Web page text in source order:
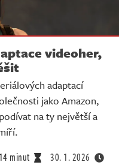
videoher,
adaptací
jako Amazon,
na ty největší a
14 minut 30. 1. 2026